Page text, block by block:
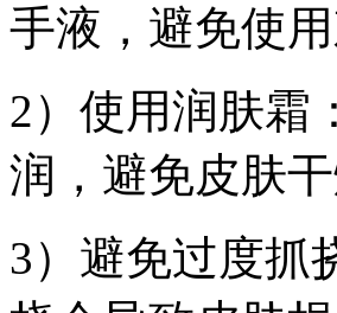
手液，避免使
2）使用润肤霜
润，避免皮肤干
3）避免过度抓